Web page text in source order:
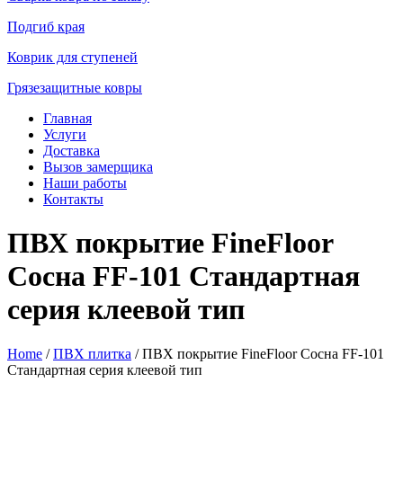
Подгиб края
Коврик для ступеней
Грязезащитные ковры
Главная
Услуги
Доставка
Вызов замерщика
Наши работы
Контакты
ПВХ покрытие FineFloor
Сосна FF-101 Стандартная
серия клеевой тип
Home /ПВХ плитка / ПВХ покрытие FineFloor Сосна FF-101
Стандартная серия клеевой тип